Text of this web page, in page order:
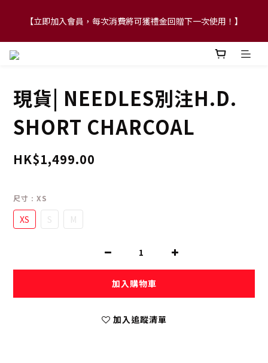
【FLASH SALE 兩件指定現貨產品即享88折】
【立即加入會員，每次消費將可獲禮金回贈下一次使用！】
【FLASH SALE 兩件指定現貨產品即享88折】
現貨| NEEDLES別注H.D.
SHORT CHARCOAL
HK$1,499.00
尺寸 : XS
XS S M
加入購物車
加入追蹤清單